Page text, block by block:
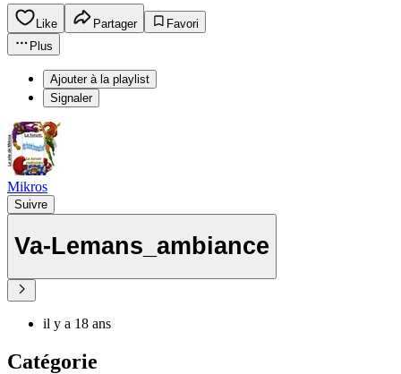
Like Partager
Favori
Plus
Ajouter à la playlist
Signaler
Mikros
Suivre
Va-Lemans_ambiance
il y a 18 ans
Catégorie